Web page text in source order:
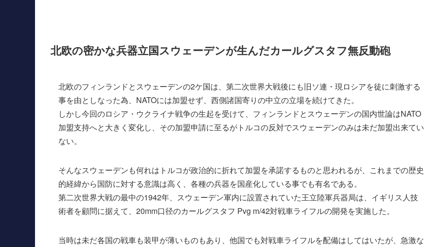
北欧の密かな兵器立国スウェーデンが生んだカールグスタフ無反動砲
北欧のフィンランドとスウェーデンの2ケ国は、第二次世界大戦後にも旧ソ連・現ロシアを徒に刺激する
事を由としなった為、NATOには加盟せず、西側諸国寄りの中立の立場を続けてきた。
しかし今回のロシア・ウクライナ戦争の生起を受けて、フィンランドとスウェーデンの国内世論はNATO
加盟支持へと大きく変化し、その加盟申請に至るがトルコの反対でスウェーデンのみは未だ加盟出来てい
ない。
そんなスウェーデンも何れはトルコが政治的に折れて加盟を承諾するものと思われるが、これまでの歴史
的経緯から国防に対する意識は高く、各種の兵器を国産化している事でも有名である。
第二次世界大戦の最中の1942年、スウェーデン軍内に設置されていた王立陸軍兵器局は、イギリス人技
術者を顧問に据えて、20mm口径のカールグスタフ Pvg m/42対戦車ライフルの開発を実施した。
当時は未だ各国の戦車も装甲が薄いものもあり、他国でも対戦車ライフルを配備はしてはいたが、急激な